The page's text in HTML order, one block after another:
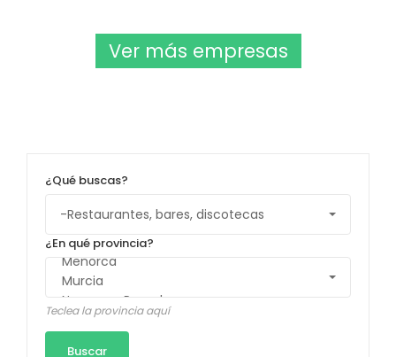
Ver más empresas
¿Qué buscas?
¿En qué provincia?
Teclea la provincia aquí